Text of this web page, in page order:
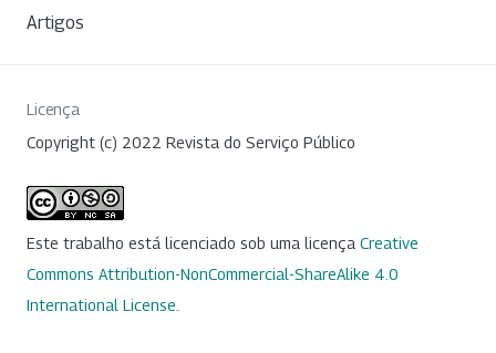
Artigos
Licença
Copyright (c) 2022 Revista do Serviço Público
Este trabalho está licenciado sob uma licença Creative
Commons Attribution-NonCommercial-ShareAlike 4.0
International License